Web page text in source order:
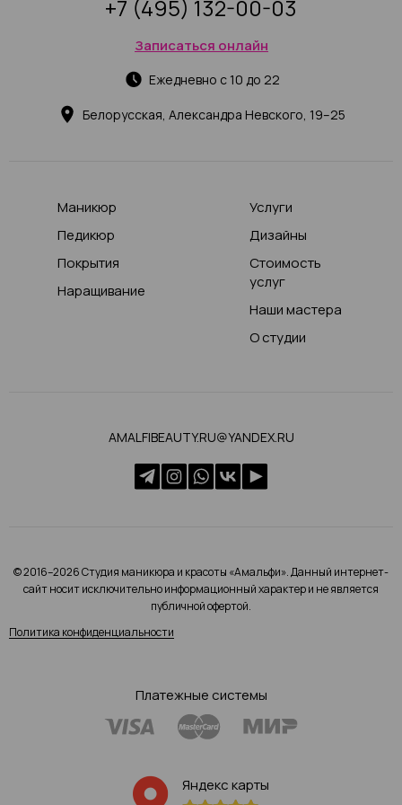
Белорусская, Александра Невского, 19–25
Ежедневно с 10 до 22
Записаться онлайн
+7 (495) 132-00-03
Маникюр
Педикюр
Покрытия
Наращивание
Услуги
Дизайны
Стоимость
услуг
Наши мастера
О студии
AMALFIBEAUTY.RU@YANDEX.RU
© 2016–2026 Студия маникюра и красоты «Амальфи». Данный интернет-
сайт носит исключительно информационный характер и не является
публичной офертой.
Политика конфиденциальности
Платежные системы
Яндекс карты